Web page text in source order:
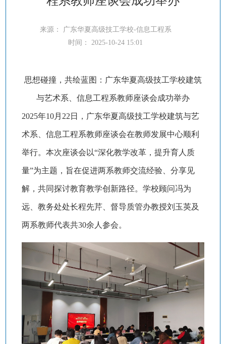
来源：
广东华夏高级技工学校-信息工程系
时间： 2025-10-24 15:01
思想碰撞，共绘蓝图： 广东华夏高级技工学校建筑
与艺术系、信息工程系教师座谈会成功举办
2025年10月22日，广东华夏高级技工学校建筑与艺
术系、信息工程系教师座谈会在教师发展中心顺利
举行。本次座谈会以“深化教学改革，提升育人质
量”为主题，旨在促进两系教师交流经验、分享见
解，共同探讨教育教学创新路径。学校顾问冯为
远、教务处处长程先芹、督导质管办教授刘玉英及
两系教师代表共30余人参会。